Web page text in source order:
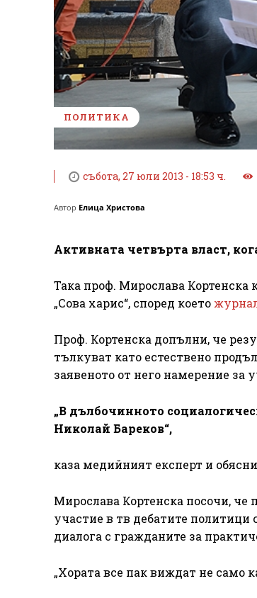
ПОЛИТИКА
събота, 27 юли 2013 - 18:53 ч.
Автор Елица Христова
Активната четвърта власт,
Така проф. Мирослава Кортенска
„Сова харис“, според което
Проф. Кортенска допълни, че
тълкуват като естествено
заявеното от него намерение за
„В дълбочинното
Николай Бареков“,
каза медийният експерт и
Мирослава Кортенска посочи, че
участие в тв дебатите политици
диалога с гражданите за
„Хората все пак виждат не само